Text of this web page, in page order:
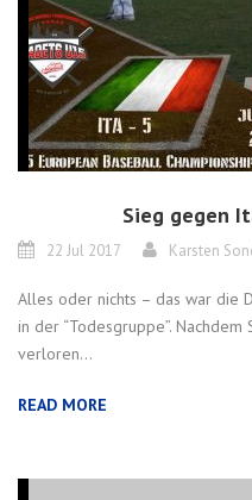
Sieg gegen
22 Jul 2017 Karsten
Alles oder nichts – das war die
in der “Todesgruppe”.
verloren...
READ MORE